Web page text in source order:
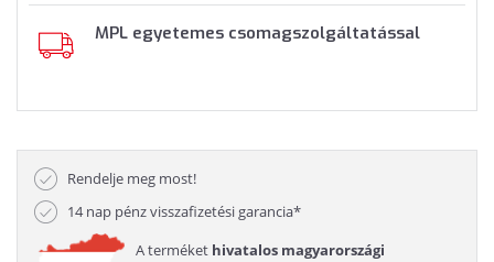
MPL egyetemes csomagszolgáltatással
Rendelje meg most!
14 nap pénz visszafizetési garancia*
A terméket hivatalos magyarországi